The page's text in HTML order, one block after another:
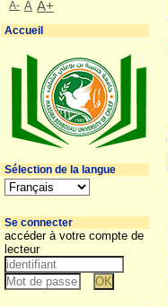
A- A A+
Accueil
Sélection de la langue
Se connecter
accéder à votre compte de
lecteur